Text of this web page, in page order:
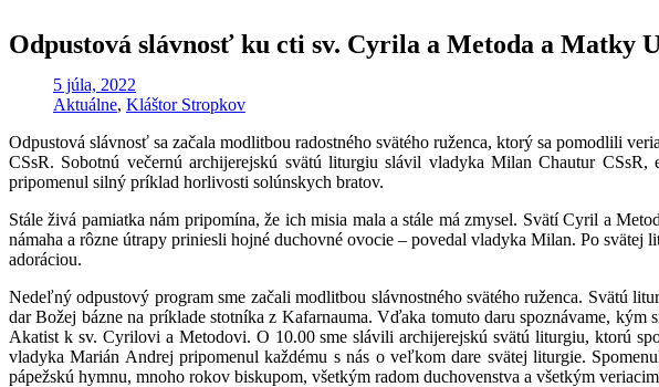
Odpustová slávnosť ku cti sv. Cyrila a Metoda a Matky
5 júla, 2022
Aktuálne, Kláštor Stropkov
Odpustová slávnosť sa začala modlitbou radostného svätého ruženca, ktorý sa pomodlili
CSsR. Sobotnú večernú archijerejskú svätú liturgiu slávil vladyka Milan Chautur
pripomenul silný príklad horlivosti solúnskych bratov.
Stále živá pamiatka nám pripomína, že ich misia mala a stále má zmysel. Svätí Cyril a
námaha a rôzne útrapy priniesli hojné duchovné ovocie – povedal vladyka Milan. Po
adoráciou.
Nedeľný odpustový program sme začali modlitbou slávnostného svätého ruženca.
dar Božej bázne na príklade stotníka z Kafarnauma. Vďaka tomuto daru spoznávame,
Akatist k sv. Cyrilovi a Metodovi. O 10.00 sme slávili archijerejskú svätú liturgiu, ktorú
vladyka Marián Andrej pripomenul každému s nás o veľkom dare svätej liturgie.
pápežskú hymnu, mnoho rokov biskupom, všetkým radom duchovenstva a všetkým